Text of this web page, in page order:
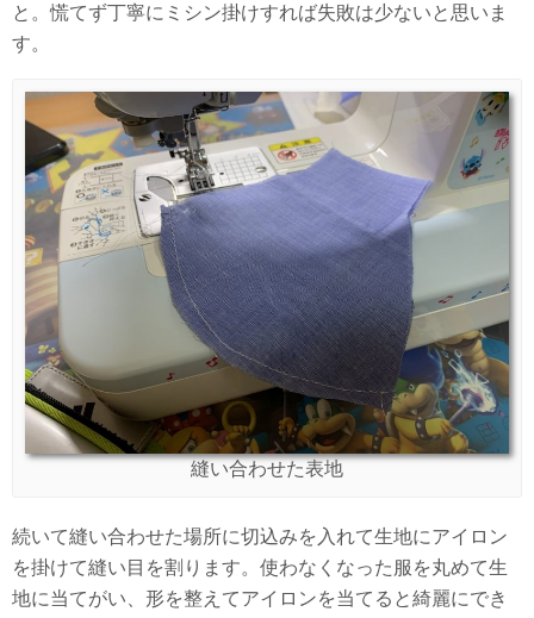
と。慌てず丁寧にミシン掛けすれば失敗は少ないと思いま
す。
縫い合わせた表地
続いて縫い合わせた場所に切込みを入れて生地にアイロン
を掛けて縫い目を割ります。使わなくなった服を丸めて生
地に当てがい、形を整えてアイロンを当てると綺麗にでき